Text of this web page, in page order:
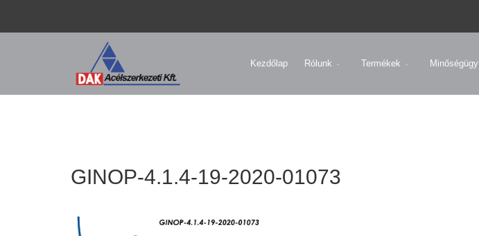
Kezdőlap Rólunk Termékek Minőségügy
GINOP-4.1.4-19-2020-01073